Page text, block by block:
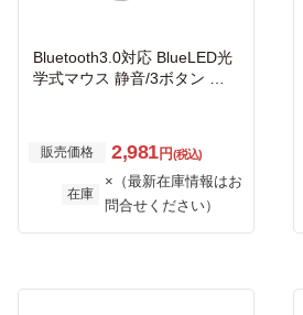
Bluetooth3.0対応 BlueLED光
学式マウス 静音/3ボタン ホ
販売価格 2,981円(税込)
在庫
×（最新在庫情報はお
問合せください）